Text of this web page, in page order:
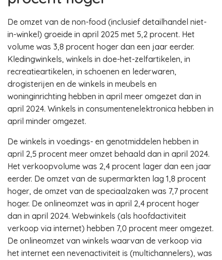
De omzet van de non-food (inclusief detailhandel niet-
in-winkel) groeide in april 2025 met 5,2 procent. Het
volume was 3,8 procent hoger dan een jaar eerder.
Kledingwinkels, winkels in doe-het-zelfartikelen, in
recreatieartikelen, in schoenen en lederwaren,
drogisterijen en de winkels in meubels en
woninginrichting hebben in april meer omgezet dan in
april 2024. Winkels in consumentenelektronica hebben in
april minder omgezet.
De winkels in voedings- en genotmiddelen hebben in
april 2,5 procent meer omzet behaald dan in april 2024.
Het verkoopvolume was 2,4 procent lager dan een jaar
eerder. De omzet van de supermarkten lag 1,8 procent
hoger, de omzet van de speciaalzaken was 7,7 procent
hoger. De onlineomzet was in april 2,4 procent hoger
dan in april 2024. Webwinkels (als hoofdactiviteit
verkoop via internet) hebben 7,0 procent meer omgezet.
De onlineomzet van winkels waarvan de verkoop via
het internet een nevenactiviteit is (multichannelers), was